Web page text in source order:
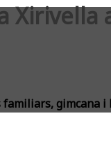
familiars, gimcana